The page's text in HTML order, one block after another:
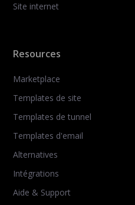
Site internet
Resources
Marketplace
Templates de site
Templates de tunnel
Templates d'email
Alternatives
Intégrations
Aide & Support